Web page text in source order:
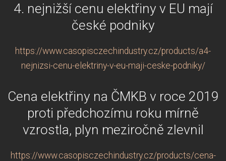
4. nejnižší cenu elektřiny v EU mají
české podniky
https://www.casopisczechindustry.cz/products/a4-
nejnizsi-cenu-elektriny-v-eu-maji-ceske-podniky/
Cena elektřiny na ČMKB v roce 2019
proti předchozímu roku mírně
vzrostla, plyn meziročně zlevnil
https://www.casopisczechindustry.cz/products/cena-